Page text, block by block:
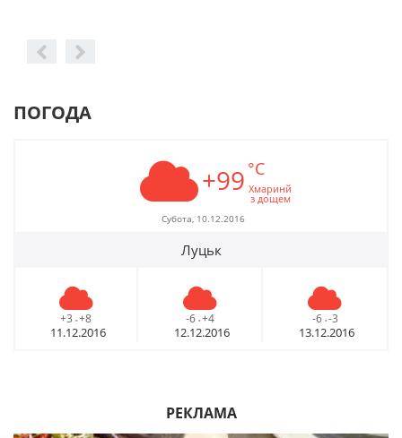
ПОГОДА
+99 °C
Хмаринй
з дощем
Субота, 10.12.2016
Луцьк
+3 - +8
11.12.2016
-6 - +4
12.12.2016
-6 - -3
13.12.2016
РЕКЛАМА